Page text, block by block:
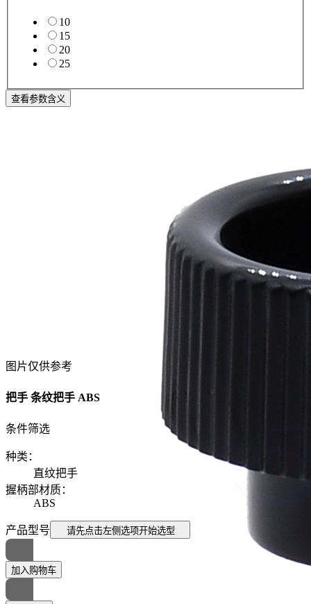
10
15
20
25
查看参数含义
图片仅供参考
把手 条纹把手 ABS
条件筛选
种类 ：
直纹把手
握柄部材质：
ABS
产品型号 请先点击左侧选项开始选型
加入购物车